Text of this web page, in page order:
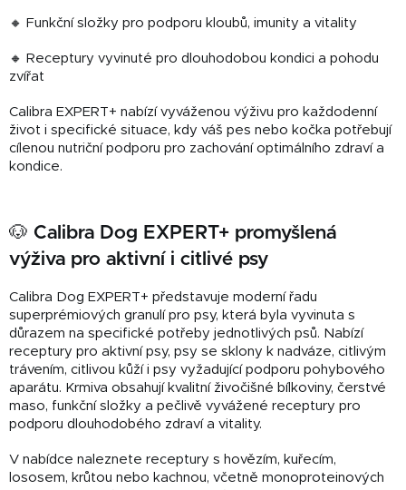
🔸 Funkční složky pro podporu kloubů, imunity a vitality
🔸 Receptury vyvinuté pro dlouhodobou kondici a pohodu
zvířat
Calibra EXPERT+ nabízí vyváženou výživu pro každodenní
život i specifické situace, kdy váš pes nebo kočka potřebují
cílenou nutriční podporu pro zachování optimálního zdraví a
kondice.
🐶 Calibra Dog EXPERT+ promyšlená
výživa pro aktivní i citlivé psy
Calibra Dog EXPERT+ představuje moderní řadu
superprémiových granulí pro psy, která byla vyvinuta s
důrazem na specifické potřeby jednotlivých psů. Nabízí
receptury pro aktivní psy, psy se sklony k nadváze, citlivým
trávením, citlivou kůží i psy vyžadující podporu pohybového
aparátu. Krmiva obsahují kvalitní živočišné bílkoviny, čerstvé
maso, funkční složky a pečlivě vyvážené receptury pro
podporu dlouhodobého zdraví a vitality.
V nabídce naleznete receptury s hovězím, kuřecím,
lososem, krůtou nebo kachnou, včetně monoproteinových